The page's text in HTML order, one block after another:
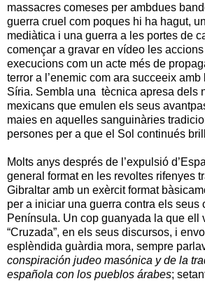
massacres comeses per ambdues
guerra cruel com poques hi ha hagut,
mediàtica i una guerra a les portes de
començar a gravar en vídeo les
execucions com un acte més de
terror a l’enemic com ara succeeix
Síria. Sembla una tècnica apresa dels
mexicans que emulen els seus
maies en aquelles sanguinàries
persones per a que el Sol continués
Molts anys després de l’expulsió
general format en les revoltes rifenyes
Gibraltar amb un exèrcit format
per a iniciar una guerra contra els seus
Península. Un cop guanyada la que ell
“Cruzada”, en els seus discursos, i
esplèndida guàrdia mora, sempre
conspiración judeo masónica y de la
española con los pueblos árabes;